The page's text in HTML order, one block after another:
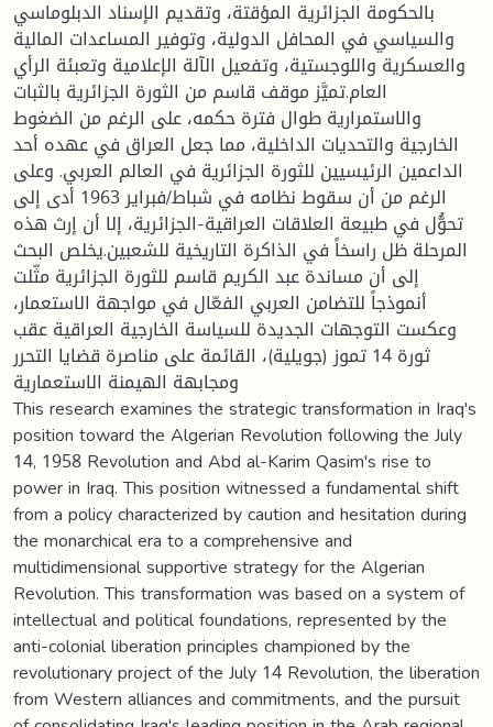
بالحكومة الجزائرية المؤقتة، وتقديم الإسناد الدبلوماسي
والسياسي في المحافل الدولية، وتوفير المساعدات المالية
والعسكرية واللوجستية، وتفعيل الآلة الإعلامية وتعبئة الرأي
العام.تميَّز موقف قاسم من الثورة الجزائرية بالثبات
والاستمرارية طوال فترة حكمه، على الرغم من الضغوط
الخارجية والتحديات الداخلية، مما جعل العراق في عهده أحد
الداعمين الرئيسيين للثورة الجزائرية في العالم العربي. وعلى
الرغم من أن سقوط نظامه في شباط/فبراير 1963 أدى إلى
تحوُّل في طبيعة العلاقات العراقية-الجزائرية، إلا أن إرث هذه
المرحلة ظل راسخاً في الذاكرة التاريخية للشعبين.يخلص البحث
إلى أن مساندة عبد الكريم قاسم للثورة الجزائرية مثّلت
أنموذجاً للتضامن العربي الفعّال في مواجهة الاستعمار،
وعكست التوجهات الجديدة للسياسة الخارجية العراقية عقب
ثورة 14 تموز (جويلية)، القائمة على مناصرة قضايا التحرر
ومجابهة الهيمنة الاستعمارية
This research examines the strategic transformation in Iraq's
position toward the Algerian Revolution following the July
14, 1958 Revolution and Abd al-Karim Qasim's rise to
power in Iraq. This position witnessed a fundamental shift
from a policy characterized by caution and hesitation during
the monarchical era to a comprehensive and
multidimensional supportive strategy for the Algerian
Revolution. This transformation was based on a system of
intellectual and political foundations, represented by the
anti-colonial liberation principles championed by the
revolutionary project of the July 14 Revolution, the liberation
from Western alliances and commitments, and the pursuit